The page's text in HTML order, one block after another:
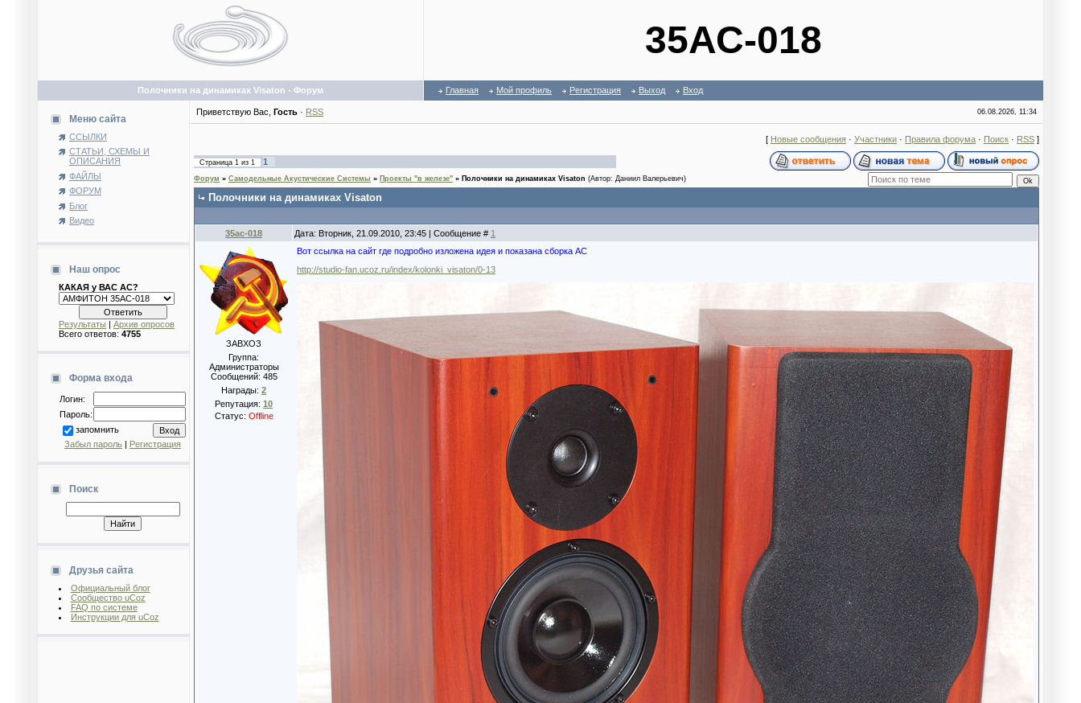
35АС-018
Полочники на динамиках Visaton - Форум Главная Мой профиль Регистрация Выход Вход
Меню сайта
ССЫЛКИ
СТАТЬИ, СХЕМЫ И
ОПИСАНИЯ
ФАЙЛЫ
ФОРУМ
Блог
Видео
Наш опрос
КАКАЯ у ВАС АС?
Результаты | Архив опросов
Всего ответов: 4755
Форма входа
Логин:
Пароль:
запомнить
Забыл пароль | Регистрация
Поиск
Друзья сайта
Официальный блог
Сообщество uCoz
FAQ по системе
Инструкции для uCoz
Приветствую Вас Гость · RSS 06.08.2026, 11:34
[ Новые сообщения · Участники · Правила форума · Поиск · RSS ]
Страница 1 из 1 1
Форум » Самодельные Акустические Системы » Проекты "в железе" » Полочники на динамиках Visaton (Автор: Даниил Валерьевич)
Полочники на динамиках Visaton
35ac-018 Дата: Вторник, 21.09.2010, 23:45 | Сообщение # 1
ЗАВХОЗ
Группа:
Администраторы
Сообщений: 485
Награды: 2
Репутация: 10
Статус: Offline
Вот ссылка на сайт где подробно изложена идея и показана сборка АС
http://studio-fan.ucoz.ru/index/kolonki_visaton/0-13